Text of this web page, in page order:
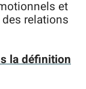
et
relations
la définition